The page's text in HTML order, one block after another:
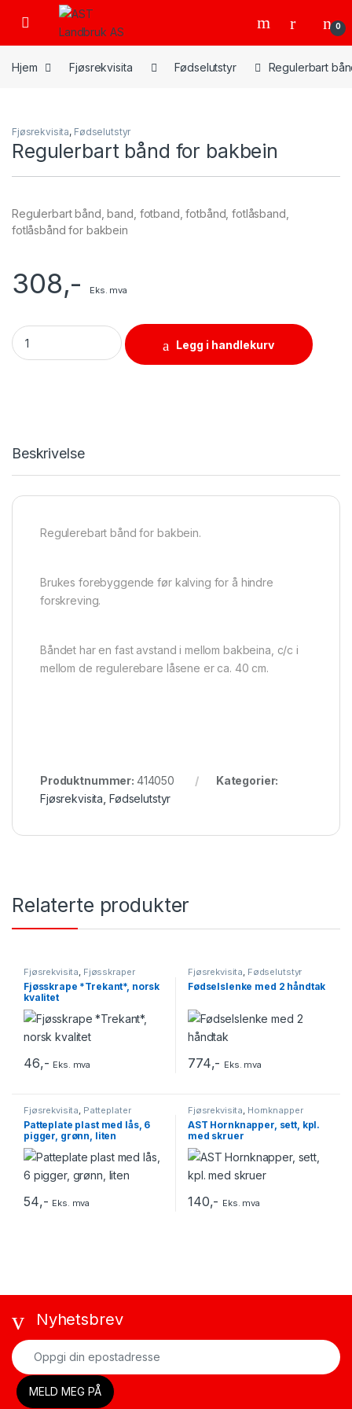
Skip to navigation
Skip to content
Open 0
Hjem Fjøsrekvisita Fødselutstyr Regulerbart
Fjøsrekvisita, Fødselutstyr
Regulerbart bånd for bakbein
Regulerbart bånd, band, fotband, fotbånd, fotlåsband,
fotlåsbånd for bakbein
308,- Eks. mva
Regulerbart bånd for bakbein quantity
Legg i handlekurv
Beskrivelse
Regulerebart bånd for bakbein.
Brukes forebyggende før kalving for å hindre
forskreving.
Båndet har en fast avstand i mellom bakbeina, c/c i
mellom de regulerebare låsene er ca. 40 cm.
Produktnummer: 414050
Kategorier:
Fjøsrekvisita Fødselutstyr
Relaterte produkter
Fjøsrekvisita, Fjøsskraper
Fjøsskrape *Trekant*, norsk
kvalitet
46,- Eks. mva
Fjøsrekvisita, Fødselutstyr
Fødselslenke med 2 håndtak
774,- Eks. mva
Fjøsrekvisita, Patteplater
Patteplate plast med lås, 6
pigger, grønn, liten
54,- Eks. mva
Fjøsrekvisita, Hornknapper
AST Hornknapper, sett, kpl.
med skruer
140,- Eks. mva
Nyhetsbrev